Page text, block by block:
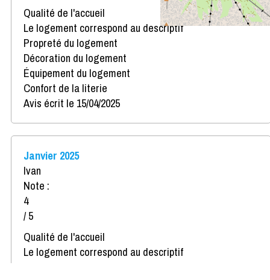
Qualité de l'accueil
Le logement correspond au descriptif
Propreté du logement
Décoration du logement
Équipement du logement
Confort de la literie
Avis écrit le 15/04/2025
Janvier 2025
Ivan
Note :
4
/ 5
Qualité de l'accueil
Le logement correspond au descriptif